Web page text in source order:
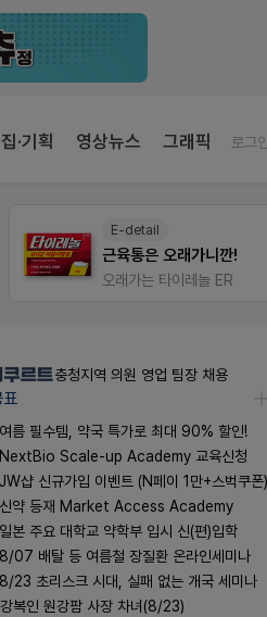
·기획 영상뉴스 그래픽 로그
E-detail
근육통은 오래가니깐!
오래가는 타이레놀 ER
충청지역 의원 영업 팀장 채용
표
여름 필수템, 약국 특가로 최대 90% 할인!
NextBio Scale-up Academy 교육신청
JW샵 신규가입 이벤트 (N페이 1만+스벅쿠폰)
신약 등재 Market Access Academy
일본 주요 대학교 약학부 입시 신(편)입학
8/07 배탈 등 여름철 장질환 온라인세미나
8/23 초리스크 시대, 실패 없는 개국 세미나
강복인 원강팜 사장 차녀(8/23)